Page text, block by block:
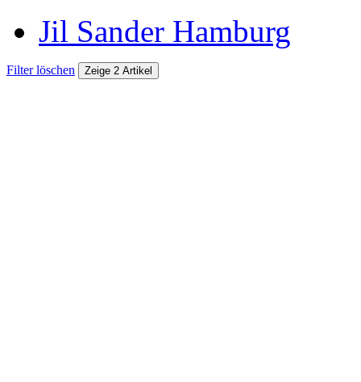
Jil Sander Hamburg
Filter löschen Zeige 2 Artikel